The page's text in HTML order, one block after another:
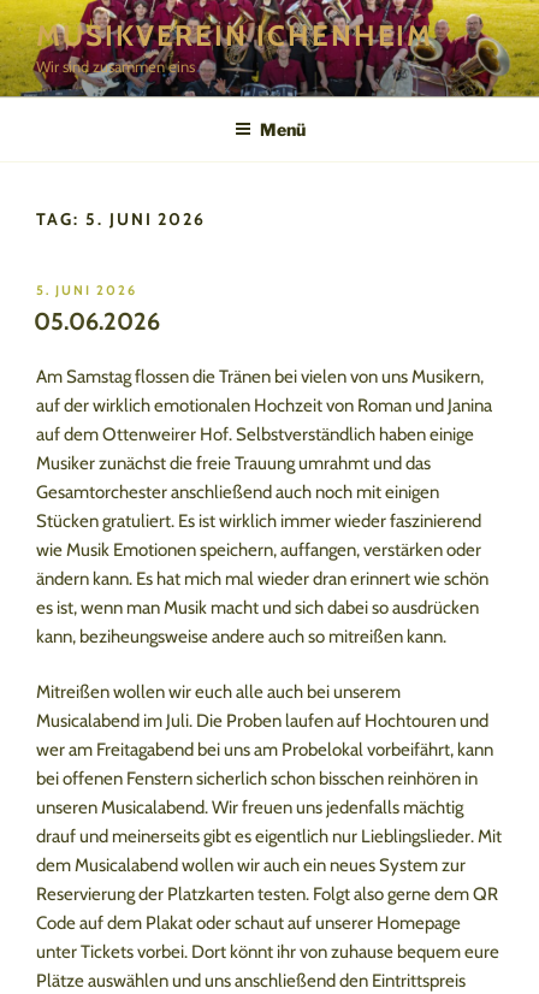
Zum
Inhalt
springen
MUSIKVEREIN ICHENHEIM
Wir sind zusammen eins
Menü
TAG: 5. JUNI 2026
VERÖFFENTLICHT
AM
5. JUNI 2026
05.06.2026
Am Samstag flossen die Tränen bei vielen von uns Musikern,
auf der wirklich emotionalen Hochzeit von Roman und Janina
auf dem Ottenweirer Hof. Selbstverständlich haben einige
Musiker zunächst die freie Trauung umrahmt und das
Gesamtorchester anschließend auch noch mit einigen
Stücken gratuliert. Es ist wirklich immer wieder faszinierend
wie Musik Emotionen speichern, auffangen, verstärken oder
ändern kann. Es hat mich mal wieder dran erinnert wie schön
es ist, wenn man Musik macht und sich dabei so ausdrücken
kann, beziheungsweise andere auch so mitreißen kann.
Mitreißen wollen wir euch alle auch bei unserem
Musicalabend im Juli. Die Proben laufen auf Hochtouren und
wer am Freitagabend bei uns am Probelokal vorbeifährt, kann
bei offenen Fenstern sicherlich schon bisschen reinhören in
unseren Musicalabend. Wir freuen uns jedenfalls mächtig
drauf und meinerseits gibt es eigentlich nur Lieblingslieder. Mit
dem Musicalabend wollen wir auch ein neues System zur
Reservierung der Platzkarten testen. Folgt also gerne dem QR
Code auf dem Plakat oder schaut auf unserer Homepage
unter Tickets vorbei. Dort könnt ihr von zuhause bequem eure
Plätze auswählen und uns anschließend den Eintrittspreis